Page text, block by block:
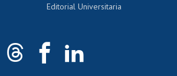
Editorial Universitaria